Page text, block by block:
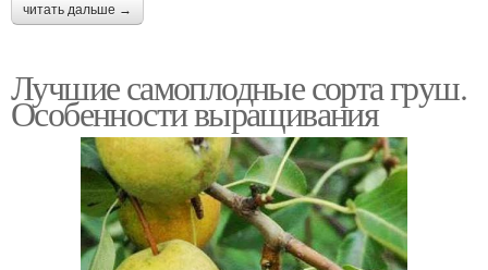
читать дальше →
Лучшие самоплодные сорта груш.
Особенности выращивания